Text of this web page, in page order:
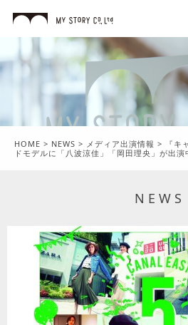
HOME > NEWS > メディア出演情報 >
『キ
ドモデルに「八波涼佳」「岡田理央」が出演
NEWS